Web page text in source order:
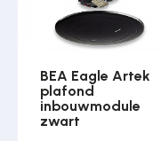
BEA Eagle Artek
plafond
inbouwmodule
zwart